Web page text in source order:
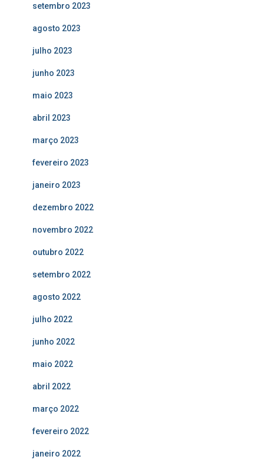
setembro 2023
agosto 2023
julho 2023
junho 2023
maio 2023
abril 2023
março 2023
fevereiro 2023
janeiro 2023
dezembro 2022
novembro 2022
outubro 2022
setembro 2022
agosto 2022
julho 2022
junho 2022
maio 2022
abril 2022
março 2022
fevereiro 2022
janeiro 2022